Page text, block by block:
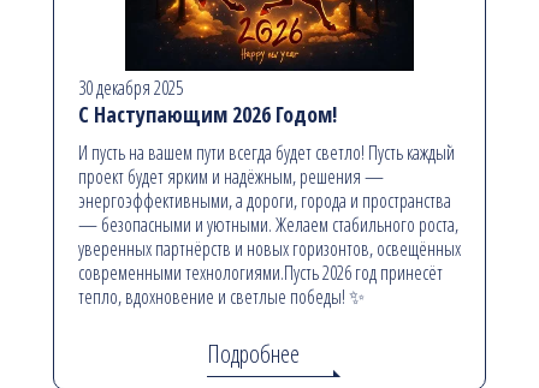
30 декабря 2025
С Наступающим 2026 Годом!
И пусть на вашем пути всегда будет светло! Пусть каждый
проект будет ярким и надёжным, решения —
энергоэффективными, а дороги, города и пространства
— безопасными и уютными. Желаем стабильного роста,
уверенных партнёрств и новых горизонтов, освещённых
современными технологиями.Пусть 2026 год принесёт
тепло, вдохновение и светлые победы! ✨
Подробнее